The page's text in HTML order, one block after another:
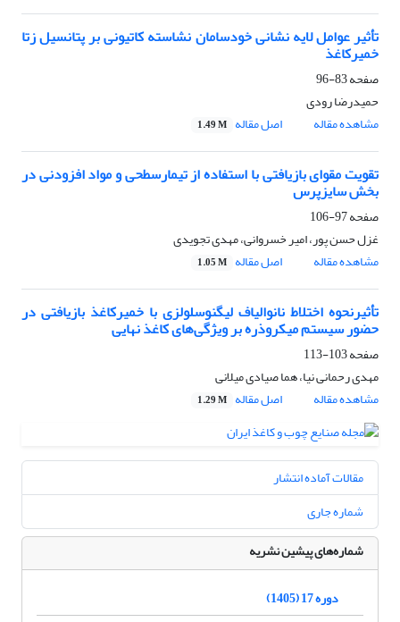
تأثیر عوامل لایه ‌نشانی خودسامان نشاسته کاتیونی بر پتانسیل زتا
خمیرکاغذ
صفحه83-96
حمیدرضا رودی
مشاهده مقاله
اصل مقاله 1.49 M
تقویت مقوای بازیافتی با استفاده از تیمارسطحی و مواد افزودنی در
بخش سایزپرس
صفحه97-106
غزل حسن پور، امیر خسروانی، مهدی تجویدی
مشاهده مقاله
اصل مقاله 1.05 M
تأثیرنحوه اختلاط نانوالیاف لیگنوسلولزی با خمیرکاغذ بازیافتی در
حضور سیستم میکروذره بر ویژگی‌های کاغذ نهایی
صفحه103-113
مهدی رحمانی نیا، هما صیادی میلانی
مشاهده مقاله
اصل مقاله 1.29 M
مقالات آماده انتشار
شماره جاری
شماره‌های پیشین نشریه
دوره 17 (1405)